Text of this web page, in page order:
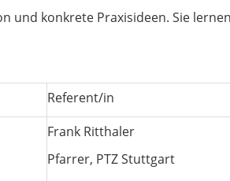
und konkrete Praxisideen. Sie
Referent/in
Frank Ritthaler
Pfarrer, PTZ Stuttgart